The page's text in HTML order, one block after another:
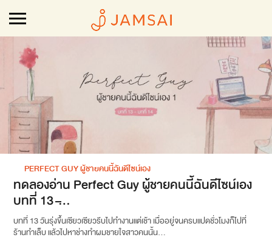
PERFECT GUY ผู้ชายคนนี้ฉันดีไซน์เอง
ทดลองอ่าน Perfect Guy ผู้ชายคนนี้ฉันดีไซน์เอง
บทที่ 13 ̵...
บทที่ 13 วันรุ่งขึ้นเซียวเซียวรีบไปทำงานแต่เช้า เมื่ออยู่จนครบแปดชั่วโมงก็ไปที่
ร้านทำเล็บ แล้วไปหาช่างทำผมชายใจสาวคนนั้น...